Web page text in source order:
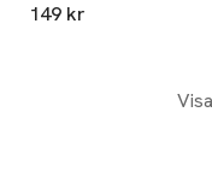
149 kr